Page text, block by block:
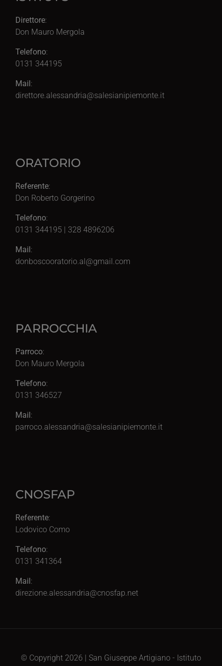
Direttore:
Don Mauro Mergola
Telefono:
0131 344195
Mail:
direttore.alessandria@salesianipiemonte.it
ORATORIO
Referente:
Don Roberto Gorgerino
Telefono:
0131 344195 | 328 4896206
Mail:
donboscooratorio.al@gmail.com
PARROCCHIA
Parroco:
Don Mauro Mergola
Telefono:
0131 346527
Mail:
parroco.alessandria@salesianipiemonte.it
CNOSFAP
Referente:
Lodovico Como
Telefono:
0131 341364
Mail:
direzione.alessandria@cnosfap.net
© Copyright 2026 | San Giuseppe Artigiano - Istituto